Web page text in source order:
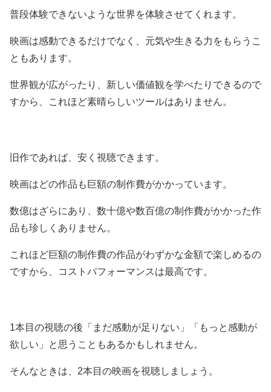
普段体験できないような世界を体験させてくれます。
映画は感動できるだけでなく、元気や生きる力をもらうこ
ともあります。
世界観が広がったり、新しい価値観を学べたりできるので
すから、これほど素晴らしいツールはありません。
旧作であれば、安く視聴できます。
映画はどの作品も巨額の制作費がかかっています。
数億はざらにあり、数十億や数百億の制作費がかかった作
品も珍しくありません。
これほど巨額の制作費の作品がわずかな金額で楽しめるの
ですから、コストパフォーマンスは最高です。
1本目の視聴の後「まだ感動が足りない」「もっと感動が
欲しい」と思うこともあるかもしれません。
そんなときは、2本目の映画を視聴しましょう。